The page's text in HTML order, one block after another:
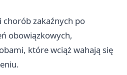
zakaźnych po
obowiązkowych,
które wciąż wahają się